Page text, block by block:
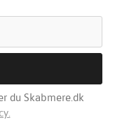
du Skabmere.dk